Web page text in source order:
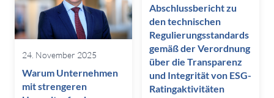
24. November 2025
Warum Unternehmen
mit strengeren
Abschlussbericht zu
den technischen
Regulierungsstandards
gemäß der Verordnung
über die Transparenz
und Integrität von ESG-
Ratingaktivitäten